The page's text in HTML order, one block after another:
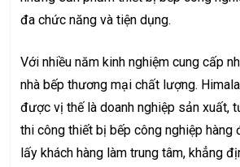
đa chức năng và tiện dụng.
Với nhiều năm kinh nghiệm cung cấp
nhà bếp thương mại chất lượng.
được vị thế là doanh nghiệp sản xuất,
thi công thiết bị bếp công nghiệp hàng
lấy khách hàng làm trung tâm, khẳng